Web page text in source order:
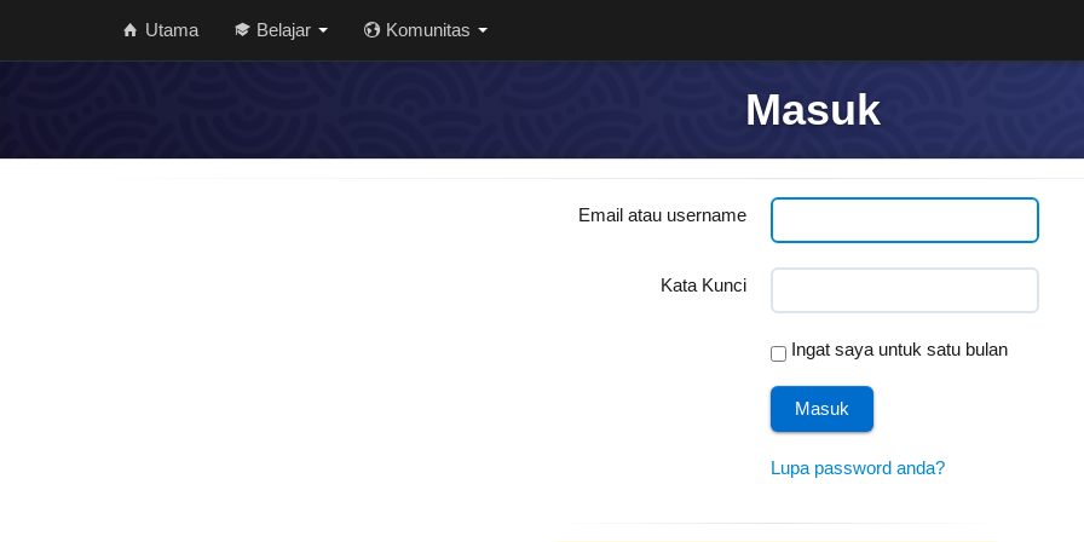
Utama Belajar Komunitas
Masuk
Email atau username
Kata Kunci
Ingat saya untuk satu bulan
Lupa password anda?